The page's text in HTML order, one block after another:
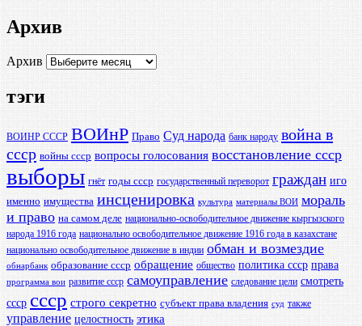
Архив
Архив
тэги
ВОИНР СССР ВОИнР Право Суд народа банк народу война в
ссср войны ссср вопросы голосования восстановление ссср
выборы гнёт годы ссср государственный переворот граждан иго
именно имущества инсценировка культура материалы ВОИ мораль
и право на самом деле национально-освободительное движение кыргызского
народа 1916 года национально освободительное движение 1916 года в казахстане
национально освободительное движение в индии обман и возмездие
обнарбанк образование ссср обращение общество политика ссср права
программа вои развитие ссср самоуправление следование цели смотреть
ссср ссср строго секретно субъект права владения суд также
управление целостность этика